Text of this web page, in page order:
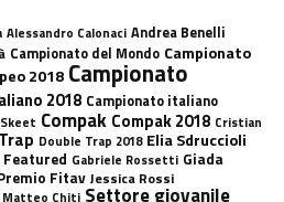
Alessandro Calonaci Andrea Benelli
Campionato del Mondo Campionato
2018 Campionato
2018 Campionato italiano
Compak Compak 2018 Cristian
Double Trap 2018 Elia Sdruccioli
Featured Gabriele Rossetti Giada
Fitav Jessica Rossi
Matteo Chiti Settore giovanile